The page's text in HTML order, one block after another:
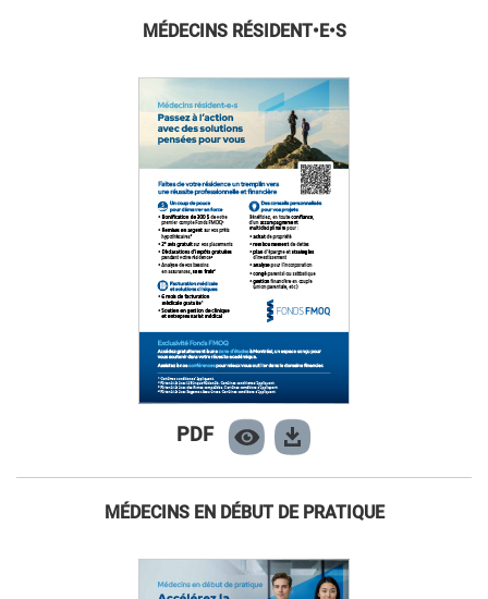
MÉDECINS RÉSIDENT•E•S
PDF
MÉDECINS EN DÉBUT DE PRATIQUE